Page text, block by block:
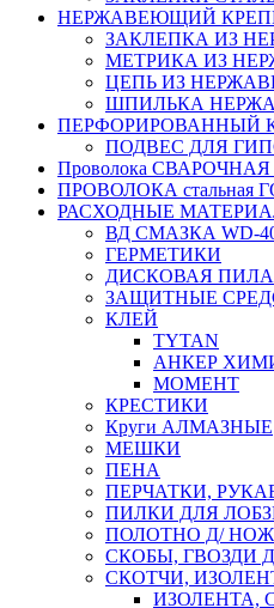
НЕРЖАВЕЮЩИЙ
ЗАКЛЕПКА ИЗ
МЕТРИКА ИЗ
ЦЕПЬ ИЗ
ШПИЛЬКА
ПЕРФОРИРОВАННЫЙ
ПОДВЕС ДЛЯ
Проволока
ПРОВОЛОКА стальная
РАСХОДНЫЕ
ВД СМАЗКА WD-
ГЕРМЕТИКИ
ДИСКОВАЯ ПИЛА
ЗАЩИТНЫЕ
КЛЕЙ
TYTAN
АНКЕР
МОМЕНТ
КРЕСТИКИ
Круги АЛМАЗНЫЕ
МЕШКИ
ПЕНА
ПЕРЧАТКИ,
ПИЛКИ ДЛЯ
ПОЛОТНО Д/
СКОБЫ, ГВОЗДИ
СКОТЧИ,
ИЗОЛЕНТА,